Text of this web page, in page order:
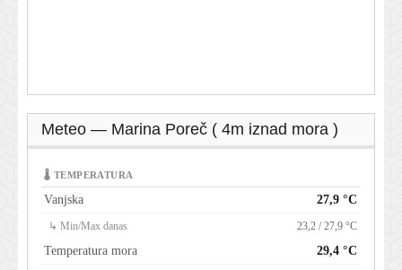
Meteo — Marina Poreč ( 4m iznad mora )
🌡 TEMPERATURA
Vanjska 27,9 °C
↳ Min/Max danas 23,2 / 27,9 °C
Temperatura mora 29,4 °C